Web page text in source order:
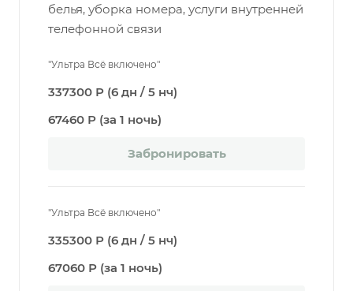
белья, уборка номера, услуги внутренней
телефонной связи
"Ультра Всё включено"
337300 Р (6 дн / 5 нч)
67460 Р (за 1 ночь)
Забронировать
"Ультра Всё включено"
335300 Р (6 дн / 5 нч)
67060 Р (за 1 ночь)